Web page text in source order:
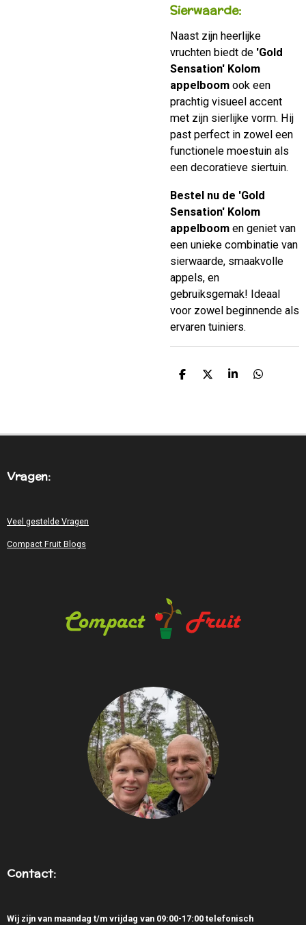
Sierwaarde:
Naast zijn heerlijke
vruchten biedt de 'Gold
Sensation' Kolom
appelboom ook een
prachtig visueel accent
met zijn sierlijke vorm. Hij
past perfect in zowel een
functionele moestuin als
een decoratieve siertuin.
Bestel nu de 'Gold
Sensation' Kolom
appelboom en geniet van
een unieke combinatie van
sierwaarde, smaakvolle
appels, en
gebruiksgemak! Ideaal
voor zowel beginnende als
ervaren tuiniers.
D
D
S
D
Vragen:
Veel gestelde Vragen
Compact Fruit Blogs
Contact:
Wij zijn van maandag t/m vrijdag van 09:00-17:00 telefonisch